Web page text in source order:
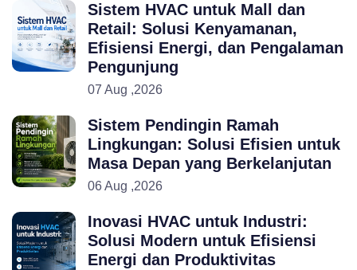
Sistem HVAC untuk Mall dan
Retail: Solusi Kenyamanan,
Efisiensi Energi, dan Pengalaman
Pengunjung
07 Aug ,2026
Sistem Pendingin Ramah
Lingkungan: Solusi Efisien untuk
Masa Depan yang Berkelanjutan
06 Aug ,2026
Inovasi HVAC untuk Industri:
Solusi Modern untuk Efisiensi
Energi dan Produktivitas